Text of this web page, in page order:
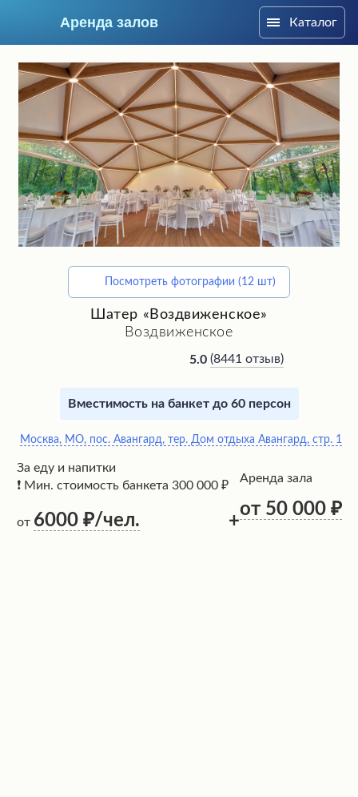
Аренда залов
Подберите мне зал
Каталог
Посмотреть фотографии (12 шт)
Шатер «Воздвиженское»
Воздвиженское
5.0 (8441 отзыв)
Вместимость на банкет до 60 персон
Москва, МО, пос. Авангард, тер. Дом отдыха Авангард, стр. 1
За еду и напитки
❗ Мин. стоимость банкета 300 000 ₽
от 6000 /чел. +
Аренда зала
от 50 000